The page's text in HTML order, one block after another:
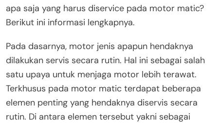
apa saja yang harus diservice pada motor matic?
Berikut ini informasi lengkapnya.
Pada dasarnya, motor jenis apapun hendaknya
dilakukan servis secara rutin. Hal ini sebagai salah
satu upaya untuk menjaga motor lebih terawat.
Terkhusus pada motor matic terdapat beberapa
elemen penting yang hendaknya diservis secara
rutin. Di antara elemen tersebut yakni sebagai